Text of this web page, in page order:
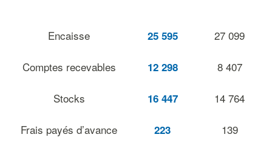
Encaisse 25 595 27 099
Comptes recevables 12 298 8 407
Stocks 16 447 14 764
Frais payés d’avance 223 139